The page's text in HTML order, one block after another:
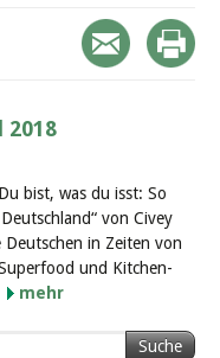
2018
bist, was du isst: So
von Civey
Deutschen in Zeiten von
und Kitchen-
mehr
Suche